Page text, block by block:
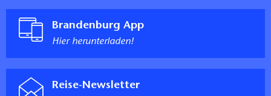
Brandenburg App
Hier herunterladen!
Reise-Newsletter